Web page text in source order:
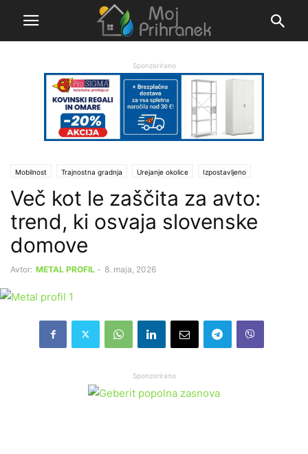
Sponzorirano
Mobilnost Trajnostna gradnja Urejanje okolice Izpostavljeno
Ι Sporočila partnerjev
Več kot le zaščita za avto:
trend, ki osvaja slovenske
domove
Avtor: METAL PROFIL - 8. maja, 2026
Sponzorirano